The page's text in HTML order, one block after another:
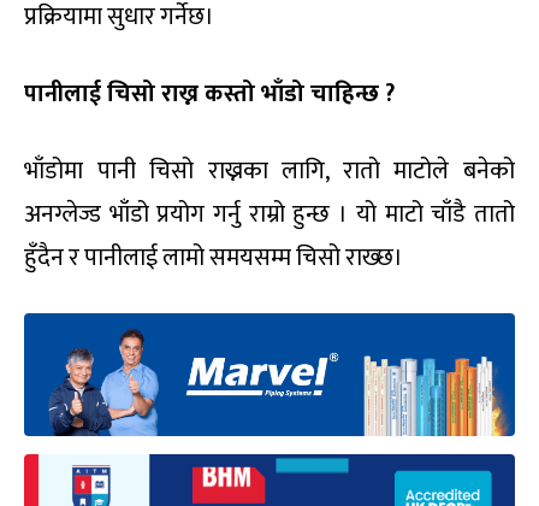
प्रक्रियामा सुधार गर्नेछ।
पानीलाई चिसो राख्न कस्तो भाँडो चाहिन्छ ?
भाँडोमा पानी चिसो राख्नका लागि, रातो माटोले बनेको
अनग्लेज्ड भाँडो प्रयोग गर्नु राम्रो हुन्छ । यो माटो चाँडै तातो
हुँदैन र पानीलाई लामो समयसम्म चिसो राख्छ।